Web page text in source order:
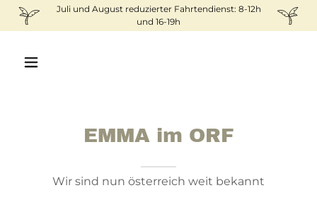
Juli und August reduzierter Fahrtendienst: 8-12h
und 16-19h
EMMA im ORF
Wir sind nun österreich weit bekannt